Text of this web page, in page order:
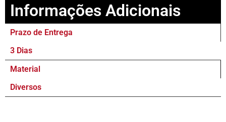
Informações Adicionais
Prazo de Entrega
3 Dias
Material
Diversos